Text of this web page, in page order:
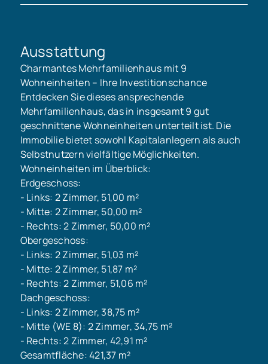
Ausstattung
Charmantes Mehrfamilienhaus mit 9
Wohneinheiten – Ihre Investitionschance
Entdecken Sie dieses ansprechende
Mehrfamilienhaus, das in insgesamt 9 gut
geschnittene Wohneinheiten unterteilt ist. Die
Immobilie bietet sowohl Kapitalanlegern als auch
Selbstnutzern vielfältige Möglichkeiten.
Wohneinheiten im Überblick:
Erdgeschoss:
- Links: 2 Zimmer, 51,00 m²
- Mitte: 2 Zimmer, 50,00 m²
- Rechts: 2 Zimmer, 50,00 m²
Obergeschoss:
- Links: 2 Zimmer, 51,03 m²
- Mitte: 2 Zimmer, 51,87 m²
- Rechts: 2 Zimmer, 51,06 m²
Dachgeschoss:
- Links: 2 Zimmer, 38,75 m²
- Mitte (WE 8): 2 Zimmer, 34,75 m²
- Rechts: 2 Zimmer, 42,91 m²
Gesamtfläche: 421,37 m²